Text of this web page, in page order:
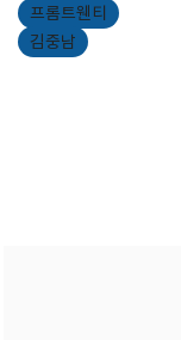
프롬트웬티
김중남